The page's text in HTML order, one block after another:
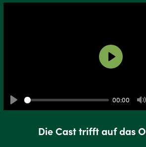
Play
00:00
Play
Die Cast trifft auf das